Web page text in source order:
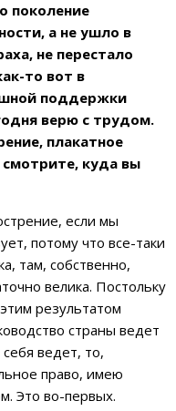
поколение
а не ушло в
не перестало
то вот в
поддержки
верю с трудом.
плакатное
куда вы
если мы
потому что все-таки
там, собственно,
велика. Постольку
результатом
страны ведет
ведет, то,
право, имею
Это во-первых.